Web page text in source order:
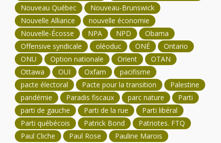
Nouveau Québec
Nouveau-Brunswick
Nouvelle Alliance
nouvelle économie
Nouvelle-Écosse
NPA NPD
Obama
Offensive syndicale
oléoduc ONÉ
Ontario
ONU
Option nationale Orient
OTAN
Ottawa
OUI Oxfam
pacifisme
pacte électoral
Pacte pour la transition
Palestine
pandémie
Paradis fiscaux parc nature
Parti
parti de gauche
Parti de la rue
Parti libéral
Parti québécois
Patrick Bond
Patriotes. FTQ
Paul Cliche
Paul Rose
Pauline Marois